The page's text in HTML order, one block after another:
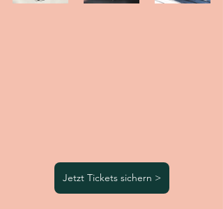
Jetzt Tickets sichern >